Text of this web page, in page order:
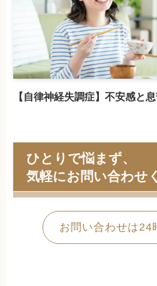
【自律神経失調症】不安感と
ひとりで悩まず、
気軽にお問い合わせ
お問い合わせは24